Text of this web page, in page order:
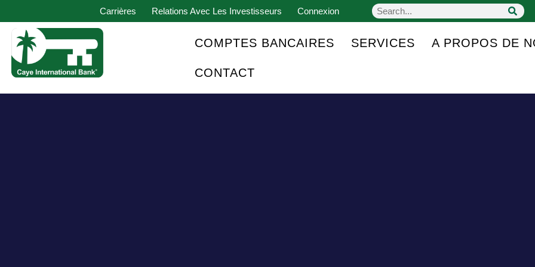
Carrières Relations Avec Les Investisseurs Connexion
COMPTES BANCAIRES SERVICES A PROPOS DE
CONTACT